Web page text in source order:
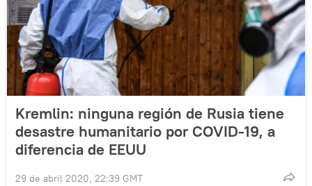
Kremlin: ninguna región de Rusia tiene
desastre humanitario por COVID-19, a
diferencia de EEUU
29 de abril 2020, 22:39 GMT